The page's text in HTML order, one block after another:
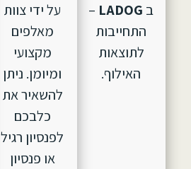
ב LADOG
–
התחייבות
לתוצאות
האילוף.
על ידי צוות
מאלפים
מקצועי
ומיומן. ניתן
להשאיר את
כלבכם
לפנסיון רגיל
או פנסיון